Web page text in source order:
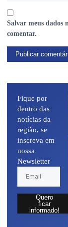
Salvar meus dados
comentar.
Fique por
dentro das
notícias da
região, se
inscreva em
nossa
Newsletter
Quero
ficar
informado!